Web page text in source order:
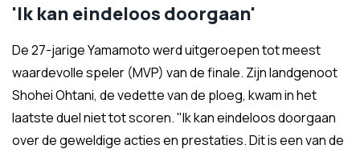
'Ik kan eindeloos doorgaan'
De 27-jarige Yamamoto werd uitgeroepen tot meest
waardevolle speler (MVP) van de finale. Zijn landgenoot
Shohei Ohtani, de vedette van de ploeg, kwam in het
laatste duel niet tot scoren. "Ik kan eindeloos doorgaan
over de geweldige acties en prestaties. Dit is een van de